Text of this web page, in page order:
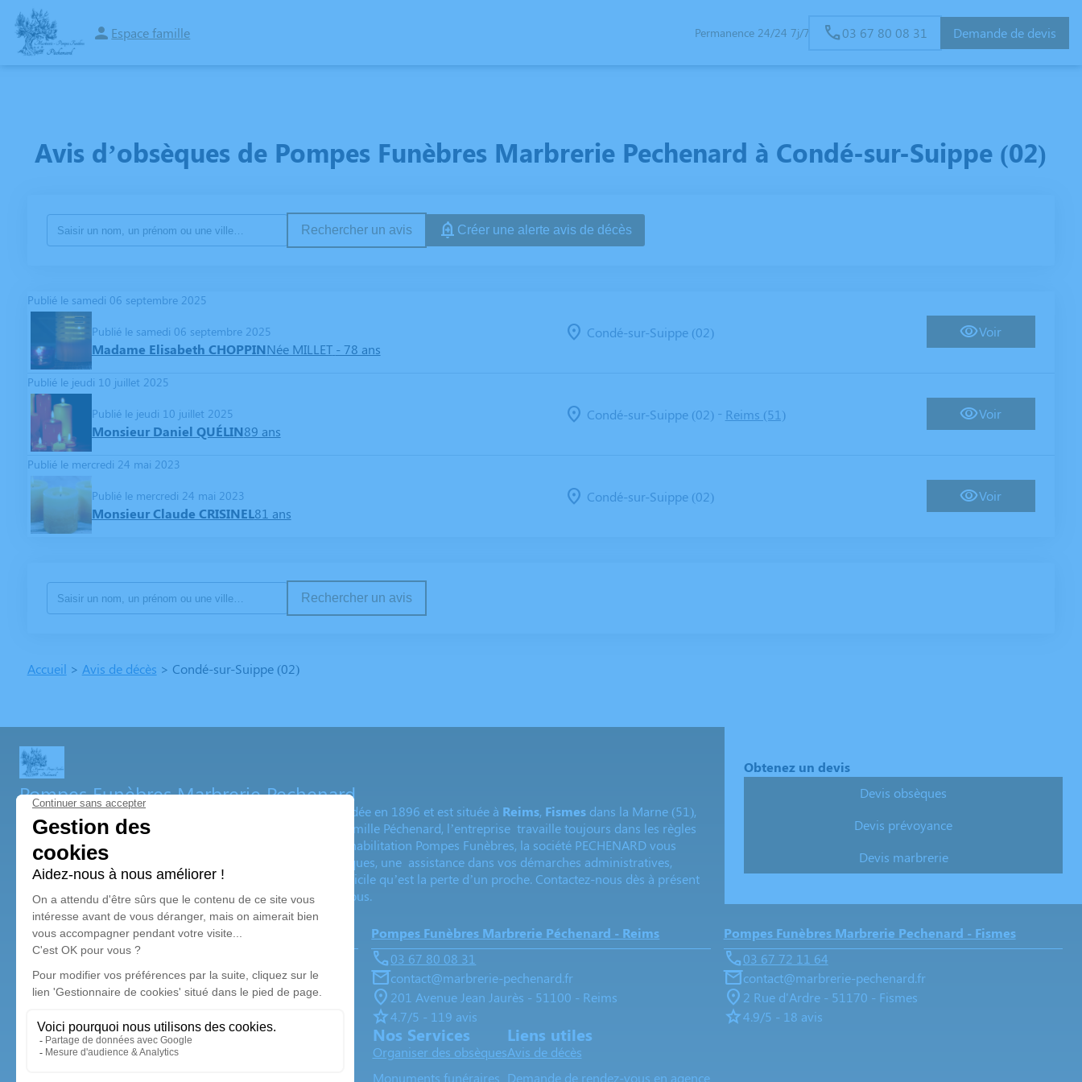
Espace famille Permanence 24/24 7j/7 03 67 80 08 31 Demande de devis
NOS SERVICES NOS AGENCES
Avis d’obsèques de Pompes Funèbres Marbrerie Pechenard à Condé-sur-Suippe (02)
Rechercher un avis Créer une alerte avis de décès
Publié le samedi 06 septembre 2025
Publié le samedi 06 septembre 2025
Madame Elisabeth CHOPPINNée MILLET - 78 ans
Condé-sur-Suippe (02) Voir
Publié le jeudi 10 juillet 2025
Publié le jeudi 10 juillet 2025
Monsieur Daniel QUÉLIN89 ans
Condé-sur-Suippe (02)- Reims (51) Voir
Publié le mercredi 24 mai 2023
Publié le mercredi 24 mai 2023
Monsieur Claude CRISINEL81 ans
Condé-sur-Suippe (02) Voir
Rechercher un avis
Accueil > Avis de décès > Condé-sur-Suippe (02)
Pompes Funèbres Marbrerie Pechenard
LaMarbrerie&Pompes funèbres a été fondée en 1896 et est située à Reims, Fismes dans la Marne (51),
et àGuignicourt , dans l’Aisne (02). Cédée en 2008 par la famille Péchenard, l’entreprise travaille toujours dans les règles
de l’art et le respect de ses prédécesseurs. Disposant d’une habilitation Pompes Funèbres, la société PECHENARD vous
propose un accompagnement dans l’organisation des obsèques, une assistance dans vos démarches administratives,
toujours dans le souci de vous soulager dans le moment difficile qu’est la perte d’un proche. Contactez-nous dès à présent
pour de plus amples informations ou une prise de rendez-vous.
Obtenez un devis
Devis obsèques
Devis prévoyance
Devis marbrerie
Nos agences
Pompes Funèbres Marbrerie Péchenard - Guignicourt
03 74 11 17 24
contact@marbrerie-pechenard.fr
5 Rue de la Libération - 02190 - Guignicourt
Pompes Funèbres Marbrerie Péchenard - Reims
03 67 80 08 31
contact@marbrerie-pechenard.fr
201 Avenue Jean Jaurès - 51100 - Reims
4.7/5 - 119 avis
Pompes Funèbres Marbrerie Pechenard - Fismes
03 67 72 11 64
contact@marbrerie-pechenard.fr
2 Rue d'Ardre - 51170 - Fismes
4.9/5 - 18 avis
Nos Services
Organiser des obsèques
Monuments funéraires
Liens utiles
Avis de décès
Demande de rendez-vous en agence